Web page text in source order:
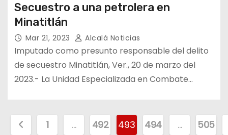
Secuestro a una petrolera en
Minatitlán
Mar 21, 2023 Alcalá Noticias
Imputado como presunto responsable del delito
de secuestro Minatitlán, Ver., 20 de marzo del
2023.- La Unidad Especializada en Combate…
1 … 492 493 494 … 505